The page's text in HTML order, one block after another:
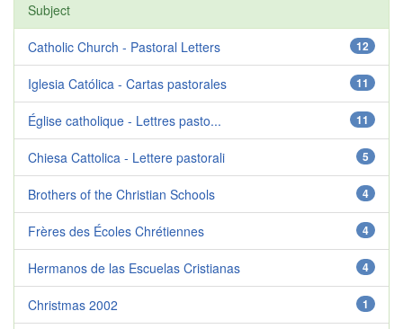
Subject
12
Catholic Church - Pastoral Letters
11
Iglesia Católica - Cartas pastorales
11
Église catholique - Lettres pasto...
5
Chiesa Cattolica - Lettere pastorali
4
Brothers of the Christian Schools
4
Frères des Écoles Chrétiennes
4
Hermanos de las Escuelas Cristianas
1
Christmas 2002